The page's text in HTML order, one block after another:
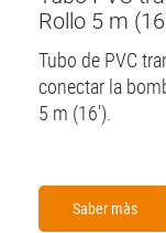
Rollo 5 m
Tubo de PVC
conectar la
5 m (16').
Saber màs